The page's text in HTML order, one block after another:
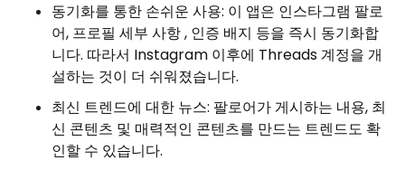
동기화를 통한 손쉬운 사용: 이 앱은 인스타그램 팔로
어, 프로필 세부 사항 , 인증 배지 등을 즉시 동기화합
니다. 따라서 Instagram 이후에 Threads 계정을 개
설하는 것이 더 쉬워졌습니다.
최신 트렌드에 대한 뉴스: 팔로어가 게시하는 내용, 최
신 콘텐츠 및 매력적인 콘텐츠를 만드는 트렌드도 확
인할 수 있습니다.